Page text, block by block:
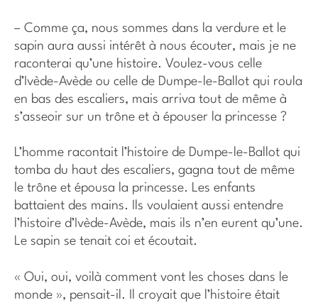
– Comme ça, nous sommes dans la verdure et le
sapin aura aussi intérêt à nous écouter, mais je ne
raconterai qu’une histoire. Voulez-vous celle
d’Ivède-Avède ou celle de Dumpe-le-Ballot qui roula
en bas des escaliers, mais arriva tout de même à
s’asseoir sur un trône et à épouser la princesse ?
L’homme racontait l’histoire de Dumpe-le-Ballot qui
tomba du haut des escaliers, gagna tout de même
le trône et épousa la princesse. Les enfants
battaient des mains. Ils voulaient aussi entendre
l’histoire d’Ivède-Avède, mais ils n’en eurent qu’une.
Le sapin se tenait coi et écoutait.
« Oui, oui, voilà comment vont les choses dans le
monde », pensait-il. Il croyait que l’histoire était